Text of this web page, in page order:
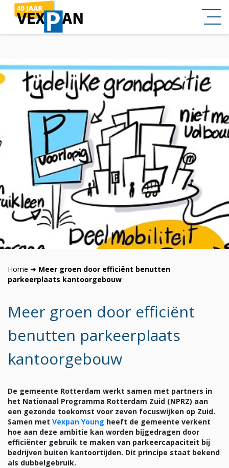
Home ➜ Meer groen door efficiënt benutten
parkeerplaats kantoorgebouw
Meer groen door efficiënt
benutten parkeerplaats
kantoorgebouw
De gemeente Rotterdam werkt samen met partners in
het Nationaal Programma Rotterdam Zuid (NPRZ) aan
een gezonde toekomst voor zeven focuswijken op Zuid.
Samen met Vexpan Young heeft de gemeente verkent
hoe aan deze ambitie kan worden bijgedragen door
efficiënter gebruik te maken van parkeercapaciteit bij
bedrijven buiten kantoortijden. Dit principe staat bekend
als dubbelgebruik.